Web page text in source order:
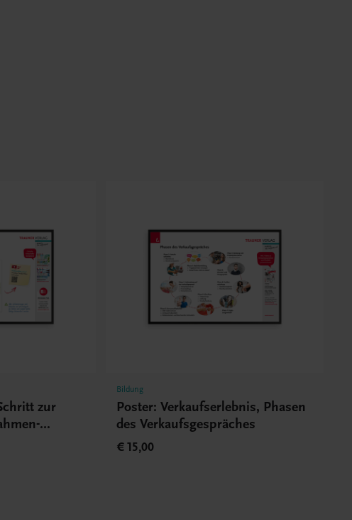
zur
Bildung
Poster: Verkaufserlebnis, Phasen
des Verkaufsgespräches
€ 15,00